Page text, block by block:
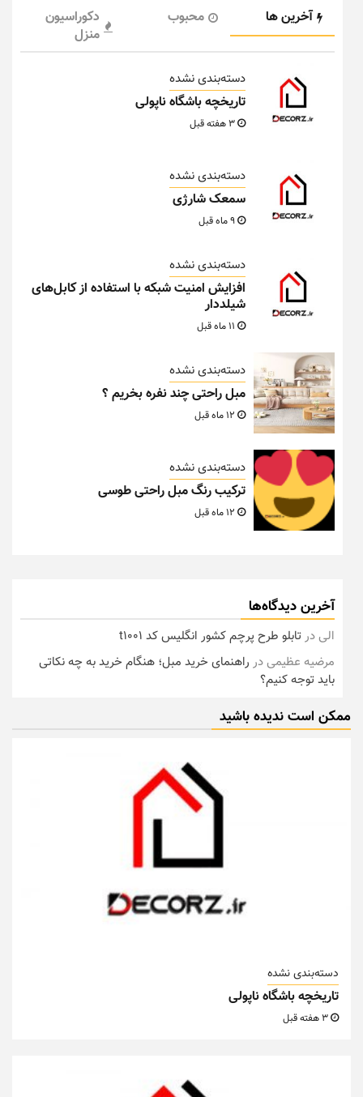
آخرین ها محبوب
دکوراسیون
منزل
دسته‌بندی نشده
تاریخچه باشگاه ناپولی
دسته‌بندی نشده
سمعک شارژی
دسته‌بندی نشده
افزایش امنیت شبکه با استفاده از کابل‌های
شیلددار
دسته‌بندی نشده
مبل راحتی چند نفره بخریم ؟
دسته‌بندی نشده
ترکیب رنگ مبل راحتی طوسی
آخرین دیدگاه‌ها
الیدرتابلو طرح پرچم کشور انگلیس کد t1001
مرضیه عظیمیدر راهنمای خرید مبل؛ هنگام خرید به چه نکاتی
باید توجه کنیم؟
ممکن است ندیده باشید
دسته‌بندی نشده
تاریخچه باشگاه ناپولی